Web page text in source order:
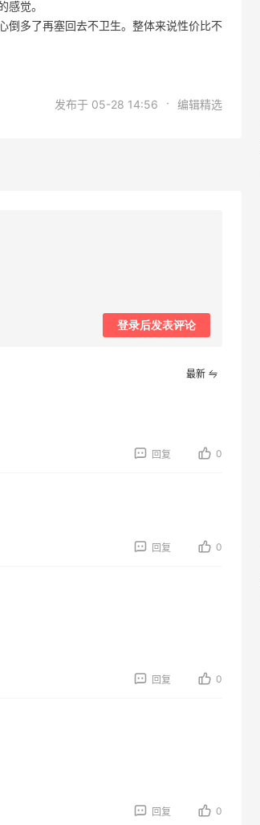
感觉。
倒多了再塞回去不卫生。整体来说性价比不
发布于 05-28 14:56 · 编辑精选
登录后发表评论
最新
回复 0
回复 0
回复 0
回复 0
Il duomo：时尚上新热卖！入手